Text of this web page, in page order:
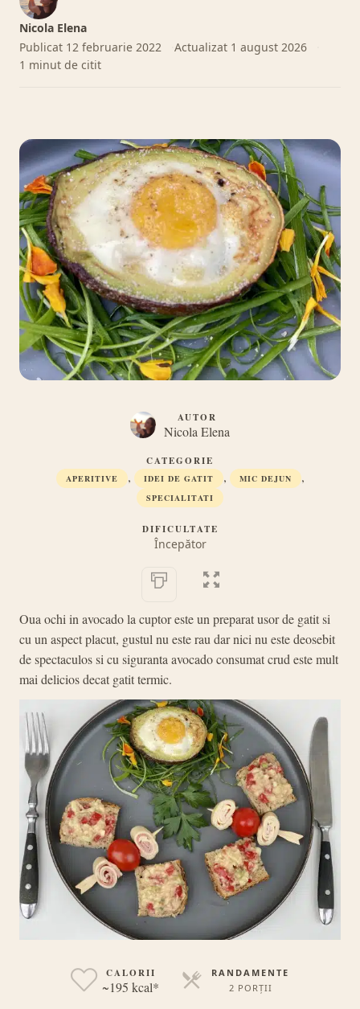
Nicola Elena
Publicat 12 februarie 2022 Actualizat 1 august 2026
1 minut de citit
AUTOR
Nicola Elena
CATEGORIE
APERITIVE , IDEI DE GATIT , MIC DEJUN ,
SPECIALITATI
DIFICULTATE
Începător
Oua ochi in avocado la cuptor este un preparat usor de gatit si
cu un aspect placut, gustul nu este rau dar nici nu este deosebit
de spectaculos si cu siguranta avocado consumat crud este mult
mai delicios decat gatit termic.
CALORII
~195 kcal*
RANDAMENTE
2 PORȚII